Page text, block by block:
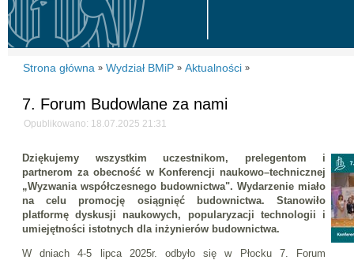
Strona główna » Wydział BMiP » Aktualności »
7. Forum Budowlane za nami
Opublikowano: 18.07.2025 21:31
Dziękujemy wszystkim uczestnikom, prelegentom i
partnerom za obecność w Konferencji naukowo–technicznej
„Wyzwania współczesnego budownictwa". Wydarzenie miało
na celu promocję osiągnięć budownictwa. Stanowiło
platformę dyskusji naukowych, popularyzacji technologii i
umiejętności istotnych dla inżynierów budownictwa.
W dniach 4-5 lipca 2025r. odbyło się w Płocku 7. Forum